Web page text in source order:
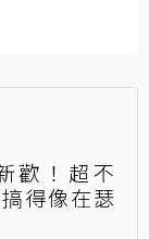
歡！超不
得像在瑟